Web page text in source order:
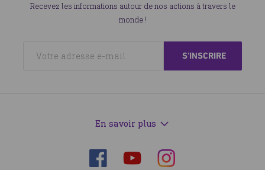
Recevez les informations autour de nos actions à travers le
monde !
En savoir plus
Suivez- Suivez-
Suivez-